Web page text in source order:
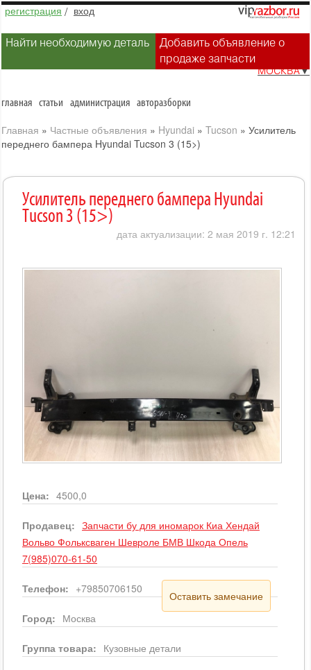
регистрация / вход
Найти необходимую деталь
Добавить объявление о
продаже запчасти
МОСКВА▼
главная статьи администрация авторазборки
Главная » Частные объявления » Hyundai » Tucson » Усилитель
переднего бампера Hyundai Tucson 3 (15>)
Усилитель переднего бампера Hyundai
Tucson 3 (15>)
дата актуализации: 2 мая 2019 г. 12:21
Цена: 4500,0
Продавец: Запчасти бу для иномарок Киа Хендай
Вольво Фольксваген Шевроле БМВ Шкода Опель
7(985)070-61-50
Телефон: +79850706150
Оставить замечание
Город: Москва
Группа товара: Кузовные детали